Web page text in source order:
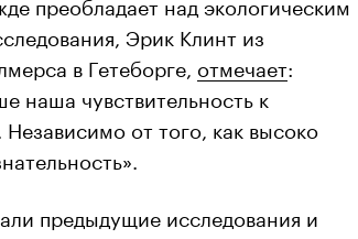
Эрик Клинт из
в Гетеборге, отмечает:
наша чувствительность к
от того, как высоко
предыдущие исследования и